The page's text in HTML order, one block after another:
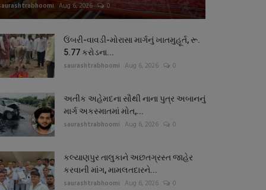
Aug 6, 2026 0
ઉંબરી-વાવડી-મોરાસા માર્ગનું ખાતમુહૂર્ત, રૂ.
5.77 કરોડના...
saurashtrabhoomi Aug 6, 2026 0
અતીક અહેમદના સૌથી નાના પુત્ર અબાનનું
માર્ગ અકસ્માતમાં મોત,...
saurashtrabhoomi Aug 6, 2026 0
કલ્યાણપુર તાલુકાને અછતગ્રસ્ત જાહેર
કરવાની માંગ, મામલતદારને...
saurashtrabhoomi Aug 6, 2026 0